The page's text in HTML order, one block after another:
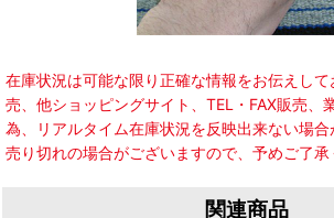
在庫状況は可能な限り正確な情報をお伝えし
売、他ショッピングサイト、TEL・FAX販売、
為、リアルタイム在庫状況を反映出来ない場
売り切れの場合がございますので、予めご了承
関連商品